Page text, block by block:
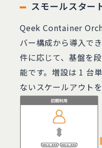
スモールスター
Qeek Container
バー構成から導入で
件に応じて、基盤を
能です。増設は 1 台
ないスケールアウトを